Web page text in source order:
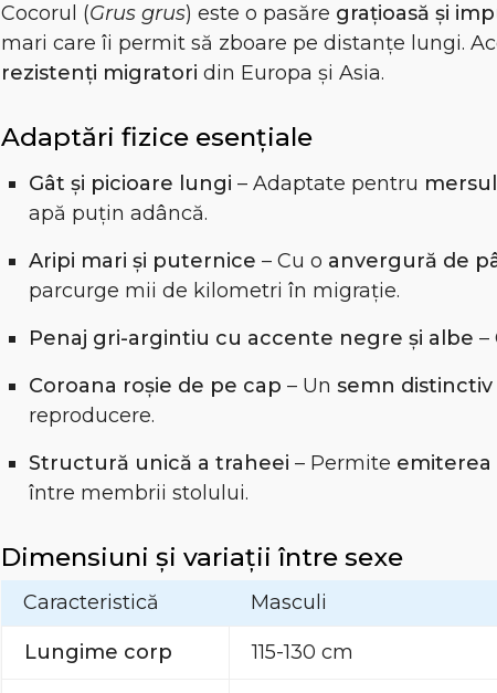
Cocorul (Grus grus) este o pasăre grațioasă și
mari care îi permit să zboare pe distanțe lungi.
rezistenți migratori din Europa și Asia.
Adaptări fizice esențiale
Gât și picioare lungi – Adaptate pentru
apă puțin adâncă.
Aripi mari și puternice – Cu o anvergură de
parcurge mii de kilometri în migrație.
Penaj gri-argintiu cu accente negre și albe –
Coroana roșie de pe cap – Un semn
reproducere.
Structură unică a traheei – Permite
între membrii stolului.
Dimensiuni și variații între sexe
Caracteristică Masculi
Lungime corp 115-130 cm